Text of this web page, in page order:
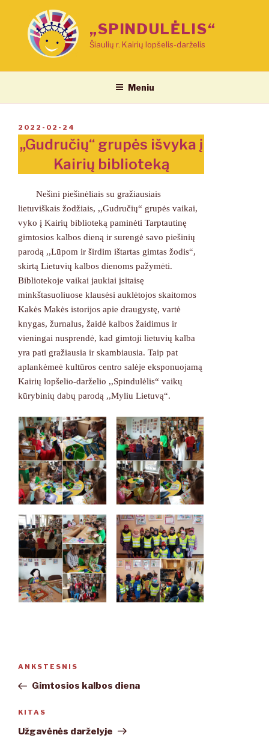
„SPINDULĖLIS“
Šiaulių r. Kairių lopšelis-darželis
Meniu
PASKELBTA
2022-02-24
,,Gudručių“ grupės išvyka į
Kairių biblioteką
Nešini piešinėliais su gražiausiais
lietuviškais žodžiais, ,,Gudručių“ grupės vaikai,
vyko į Kairių biblioteką paminėti Tarptautinę
gimtosios kalbos dieną ir surengė savo piešinių
parodą ,,Lūpom ir širdim ištartas gimtas žodis“,
skirtą Lietuvių kalbos dienoms pažymėti.
Bibliotekoje vaikai jaukiai įsitaisę
minkštasuoliuose klausėsi auklėtojos skaitomos
Kakės Makės istorijos apie draugystę, vartė
knygas, žurnalus, žaidė kalbos žaidimus ir
vieningai nusprendė, kad gimtoji lietuvių kalba
yra pati gražiausia ir skambiausia. Taip pat
aplankėmeė kultūros centro salėje eksponuojamą
Kairių lopšelio-darželio ,,Spindulėlis“ vaikų
kūrybinių dabų parodą ,,Myliu Lietuvą“.
Navigacija
įrašų
Ankstesnis
įrašas
ANKSTESNIS
Gimtosios kalbos diena
Kitas
įrašas
KITAS
Užgavėnės darželyje